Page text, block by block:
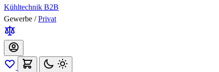
Kühltechnik B2B
Gewerbe / Privat